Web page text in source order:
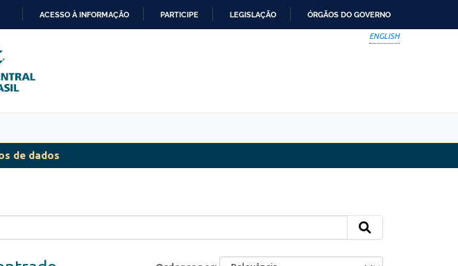
ACESSO À INFORMAÇÃO PARTICIPE LEGISLAÇÃO ÓRGÃOS DO GOVERNO
ENGLISH
de dados